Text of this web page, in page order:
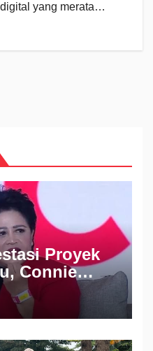
yang merata…
Proyek
Connie
Digugat